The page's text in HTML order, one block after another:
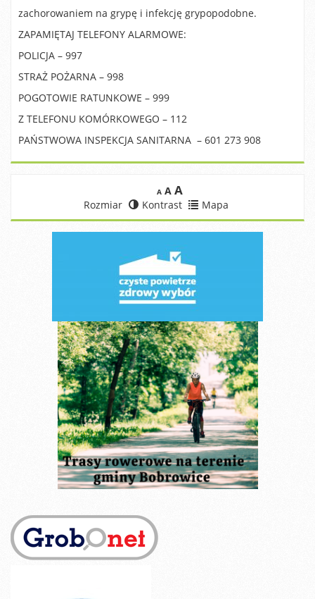
zachorowaniem na grypę i infekcję grypopodobne.
ZAPAMIĘTAJ TELEFONY ALARMOWE:
POLICJA – 997
STRAŻ POŻARNA – 998
POGOTOWIE RATUNKOWE – 999
Z TELEFONU KOMÓRKOWEGO – 112
PAŃSTWOWA INSPEKCJA SANITARNA – 601 273 908
A A A
Rozmiar Kontrast Mapa